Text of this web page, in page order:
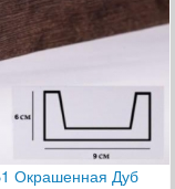
Окрашенная Дуб